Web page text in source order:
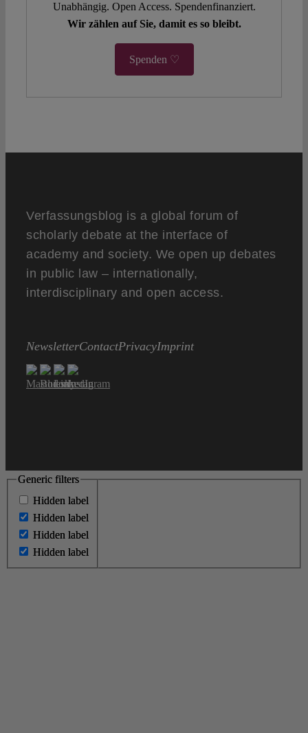
Unabhängig. Open Access. Spendenfinanziert.
Wir zählen auf Sie, damit es so bleibt.
Spenden ♡
Verfassungsblog is a global forum of
scholarly debate at the interface of
academy and society. We open up debates
in public law – internationally,
interdisciplinary and open access.
NewsletterContactPrivacyImprint
Generic filters
Hidden label
Hidden label
Hidden label
Hidden label
Generic filters
Hidden label
Hidden label
Hidden label
Hidden label